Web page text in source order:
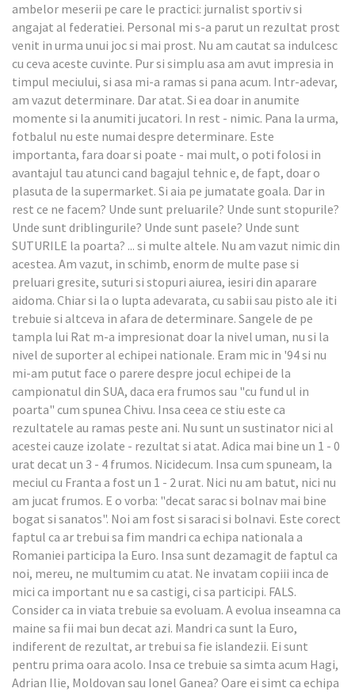
ambelor meserii pe care le practici: jurnalist sportiv si
angajat al federatiei. Personal mi s-a parut un rezultat prost
venit in urma unui joc si mai prost. Nu am cautat sa indulcesc
cu ceva aceste cuvinte. Pur si simplu asa am avut impresia in
timpul meciului, si asa mi-a ramas si pana acum. Intr-adevar,
am vazut determinare. Dar atat. Si ea doar in anumite
momente si la anumiti jucatori. In rest - nimic. Pana la urma,
fotbalul nu este numai despre determinare. Este
importanta, fara doar si poate - mai mult, o poti folosi in
avantajul tau atunci cand bagajul tehnic e, de fapt, doar o
plasuta de la supermarket. Si aia pe jumatate goala. Dar in
rest ce ne facem? Unde sunt preluarile? Unde sunt stopurile?
Unde sunt driblingurile? Unde sunt pasele? Unde sunt
SUTURILE la poarta? ... si multe altele. Nu am vazut nimic din
acestea. Am vazut, in schimb, enorm de multe pase si
preluari gresite, suturi si stopuri aiurea, iesiri din aparare
aidoma. Chiar si la o lupta adevarata, cu sabii sau pisto ale iti
trebuie si altceva in afara de determinare. Sangele de pe
tampla lui Rat m-a impresionat doar la nivel uman, nu si la
nivel de suporter al echipei nationale. Eram mic in '94 si nu
mi-am putut face o parere despre jocul echipei de la
campionatul din SUA, daca era frumos sau "cu fund ul in
poarta" cum spunea Chivu. Insa ceea ce stiu este ca
rezultatele au ramas peste ani. Nu sunt un sustinator nici al
acestei cauze izolate - rezultat si atat. Adica mai bine un 1 - 0
urat decat un 3 - 4 frumos. Nicidecum. Insa cum spuneam, la
meciul cu Franta a fost un 1 - 2 urat. Nici nu am batut, nici nu
am jucat frumos. E o vorba: "decat sarac si bolnav mai bine
bogat si sanatos". Noi am fost si saraci si bolnavi. Este corect
faptul ca ar trebui sa fim mandri ca echipa nationala a
Romaniei participa la Euro. Insa sunt dezamagit de faptul ca
noi, mereu, ne multumim cu atat. Ne invatam copiii inca de
mici ca important nu e sa castigi, ci sa participi. FALS.
Consider ca in viata trebuie sa evoluam. A evolua inseamna ca
maine sa fii mai bun decat azi. Mandri ca sunt la Euro,
indiferent de rezultat, ar trebui sa fie islandezii. Ei sunt
pentru prima oara acolo. Insa ce trebuie sa simta acum Hagi,
Adrian Ilie, Moldovan sau Ionel Ganea? Oare ei simt ca echipa